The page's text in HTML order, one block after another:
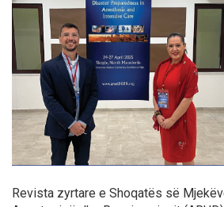
Revista zyrtare e Shoqatës së